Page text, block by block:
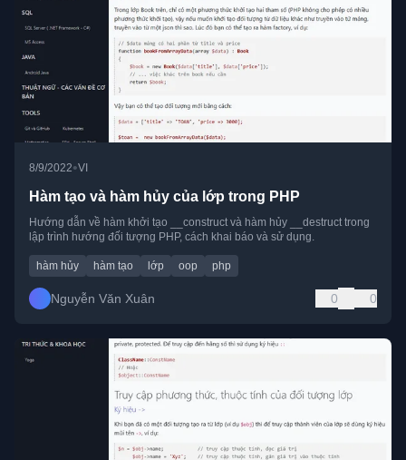
8/9/2022•VI
Hàm tạo và hàm hủy của lớp trong PHP
Hướng dẫn về hàm khởi tạo __construct và hàm hủy __destruct trong
lập trình hướng đối tượng PHP, cách khai báo và sử dụng.
hàm hủy hàm tạo lớp oop php
Nguyễn Văn Xuân 0 0